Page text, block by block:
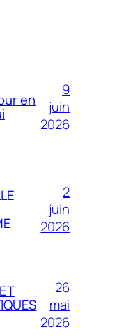
en
9
juin
2026
2
juin
2026
26
mai
2026